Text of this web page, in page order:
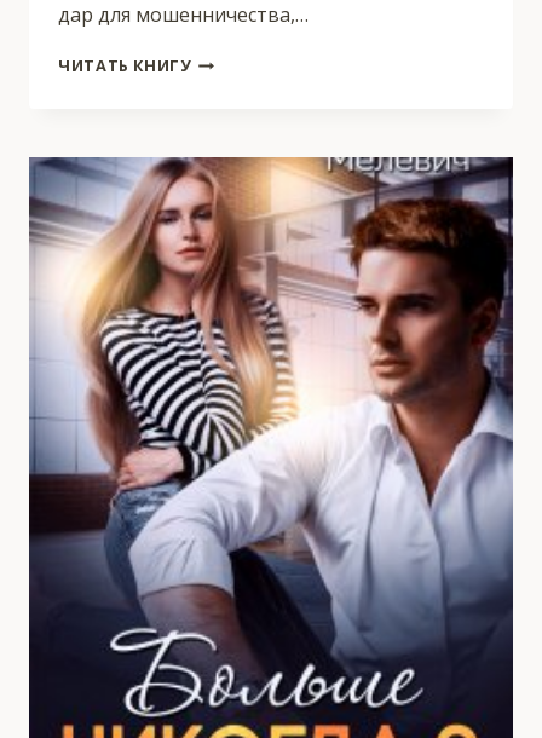
дар для мошенничества,…
ЧИТАТЬ КНИГУВОКАЛИСТКА